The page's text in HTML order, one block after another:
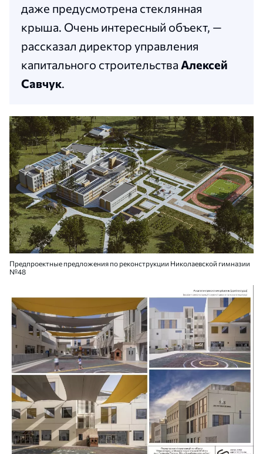
даже предусмотрена стеклянная
крыша. Очень интересный объект, —
рассказал директор управления
капитального строительства Алексей
Савчук.
Предпроектные предложения по реконструкции Николаевской гимназии
№48